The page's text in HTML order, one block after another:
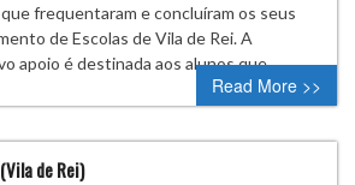
frequentaram e concluíram os seus
de Escolas de Vila de Rei. A
apoio é destinada aos alunos que…
Read More >>
de Rei)